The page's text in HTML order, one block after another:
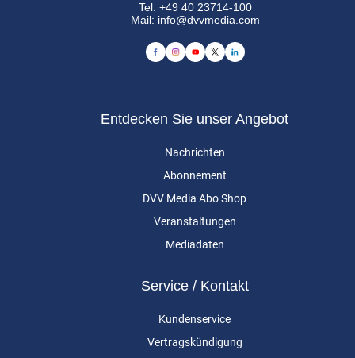
Tel: +49 40 23714-100
Mail: info@dvvmedia.com
Entdecken Sie unser Angebot
Nachrichten
Abonnement
DVV Media Abo Shop
Veranstaltungen
Mediadaten
Service / Kontakt
Kundenservice
Vertragskündigung